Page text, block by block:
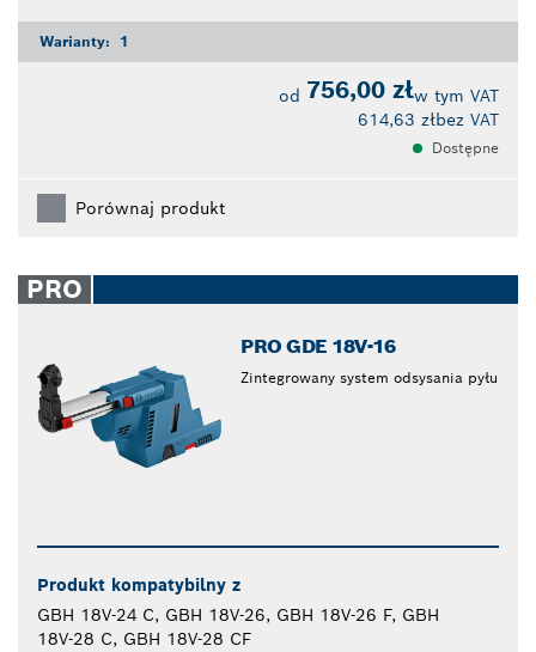
Warianty: 1
od 756,00 złw tym VAT
614,63 złbez VAT
Dostępne
Porównaj produkt
PRO
PRO GDE 18V-16
Zintegrowany system odsysania pyłu
Produkt kompatybilny z
GBH 18V-24 C, GBH 18V-26, GBH 18V-26 F, GBH
18V-28 C, GBH 18V-28 CF